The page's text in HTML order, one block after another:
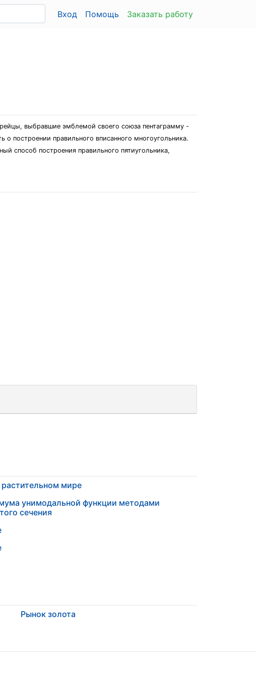
Вход Помощь Заказать работу
выбравшие эмблемой своего союза пентаграмму -
о построении правильного вписанного многоугольника.
способ построения правильного пятиугольника,
растительном мире
унимодальной функции методами
сечения
Рынок золота